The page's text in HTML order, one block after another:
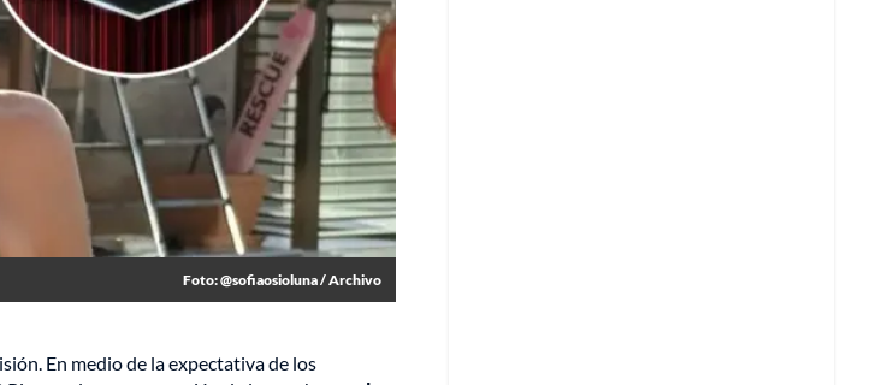
Foto: @sofiaosioluna / Archivo
En medio de la expectativa de los